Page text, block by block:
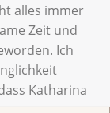
alles immer
Zeit und
Ich
Katharina